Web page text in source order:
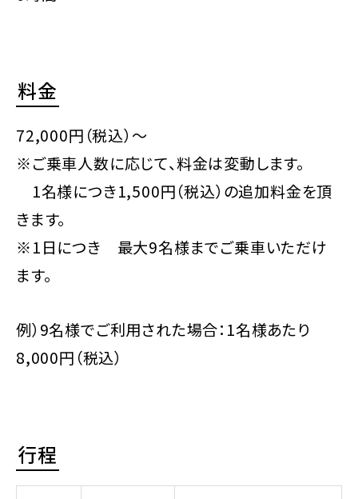
料金
72,000円（税込）～
※ご乗車人数に応じて、料金は変動します。
1名様につき1,500円（税込）の追加料金を頂
きます。
※1日につき 最大9名様までご乗車いただけ
ます。
例）9名様でご利用された場合：1名様あたり
8,000円（税込）
行程